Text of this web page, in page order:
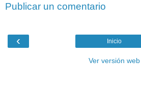
Publicar un comentario
‹ Inicio
Ver versión web